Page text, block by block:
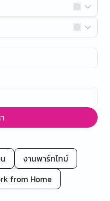
งานพาร์ทไทม์
from Home